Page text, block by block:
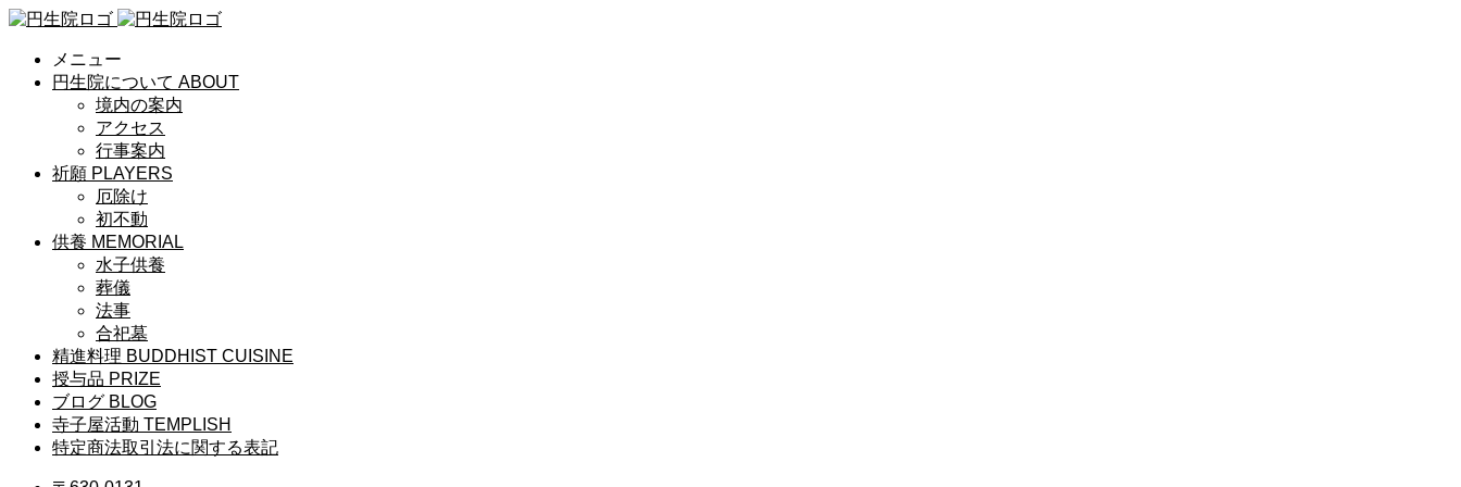
メニュー
円生院について ABOUT
境内の案内
アクセス
行事案内
祈願 PLAYERS
厄除け
初不動
供養 MEMORIAL
水子供養
葬儀
法事
合祀墓
精進料理 BUDDHIST CUISINE
授与品 PRIZE
ブログ BLOG
寺子屋活動 TEMPLISH
特定商法取引法に関する表記